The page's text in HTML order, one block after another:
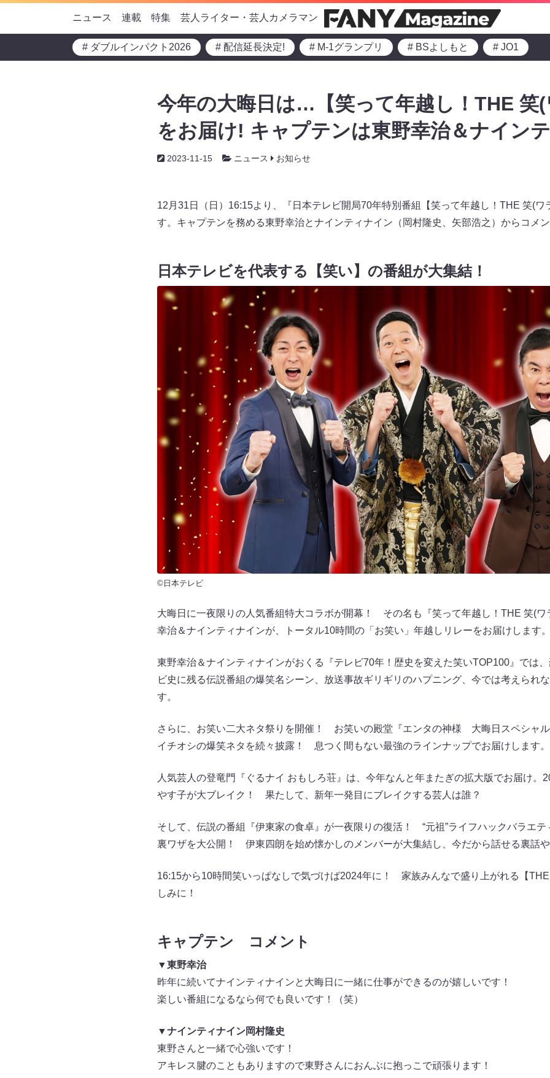
ニュース 連載 特集 芸人ライター・芸人カメラマン
# ダブルインパクト2026 # 配信延長決定! # M-1グランプリ # BSよしもと # JO1
今年の大晦日は…【笑って年越し！THE 笑(
をお届け! キャプテンは東野幸治＆ナイン
2023-11-15 ニュース お知らせ
12月31日（日）16:15より、『日本テレビ開局70年特別番組【笑って年越し！THE 笑(ワ
す。キャプテンを務める東野幸治とナインティナイン（岡村隆史、矢部浩之）からコメン
日本テレビを代表する【笑い】の番組が大集結！
©日本テレビ
大晦日に一夜限りの人気番組特大コラボが開幕！ その名も『笑って年越し！THE 笑(ワ
幸治＆ナインティナインが、トータル10時間の「お笑い」年越しリレーをお届けします。
東野幸治＆ナインティナインがおくる『テレビ70年！歴史を変えた笑いTOP100』では
ビ史に残る伝説番組の爆笑名シーン、放送事故ギリギリのハプニング、今では考えられ
す。
さらに、お笑い二大ネタ祭りを開催！ お笑いの殿堂『エンタの神様 大晦日スペシャ
イチオシの爆笑ネタを続々披露！ 息つく間もない最強のラインナップでお届けします。
人気芸人の登竜門『ぐるナイ おもしろ荘』は、今年なんと年またぎの拡大版でお届け。
やす子が大ブレイク！ 果たして、新年一発目にブレイクする芸人は誰？
そして、伝説の番組『伊東家の食卓』が一夜限りの復活！ “元祖”ライフハックバラエテ
裏ワザを大公開！ 伊東四朗を始め懐かしのメンバーが大集結し、今だから話せる裏話や
16:15から10時間笑いっぱなしで気づけば2024年に！ 家族みんなで盛り上がれる【
しみに！
キャプテン コメント
▼東野幸治
昨年に続いてナインティナインと大晦日に一緒に仕事ができるのが嬉しいです！
楽しい番組になるなら何でも良いです！（笑）
▼ナインティナイン岡村隆史
東野さんと一緒で心強いです！
アキレス腱のこともありますので東野さんにおんぶに抱っこで頑張ります！